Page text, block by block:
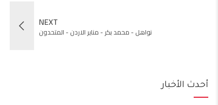
NEXT
نواهل - محمد بكر - مناير الاردن - المتحدون
أحدث الأخبار